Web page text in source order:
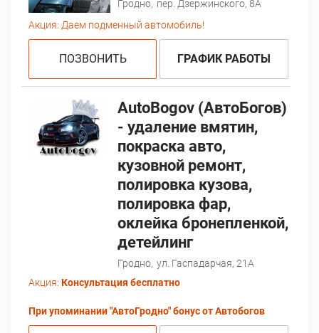
Гродно, пер. Дзержинского, 8А
Акция: Даем подменный автомобиль!
ПОЗВОНИТЬ ГРАФИК РАБОТЫ
AutoBogov (АвтоБогов)
- удаление вмятин,
покраска авто,
кузовной ремонт,
полировка кузова,
полировка фар,
оклейка бронепленкой,
детейлинг
Гродно, ул. Гаспадарчая, 21А
Акция: Консультация бесплатно
При упоминании "АвтоГродно" бонус от Автобогов